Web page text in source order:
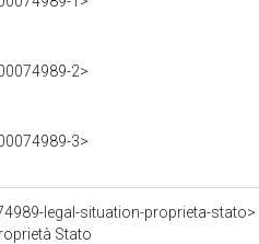
2>
3>
legal-situation-proprieta-stato>
Stato